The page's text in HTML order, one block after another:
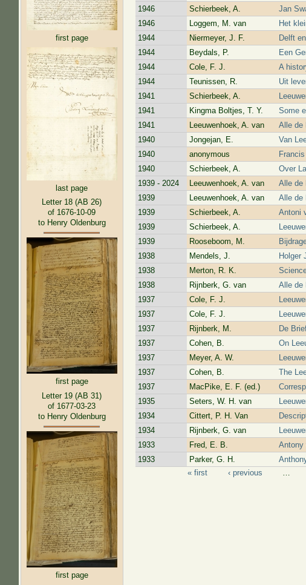
first page
last page
Letter 18 (AB 26)
of 1676-10-09
to Henry Oldenburg
first page
Letter 19 (AB 31)
of 1677-03-23
to Henry Oldenburg
first page
1946
Schierbeek, A.
Jan
1946
Loggem, M. van
Het
1944
Niermeyer, J. F.
Delft
1944
Beydals, P.
Een
1944
Cole, F. J.
A
1944
Teunissen, R.
Uit
1941
Schierbeek, A.
1941
Kingma Boltjes, T. Y.
Some
1941
Leeuwenhoek, A. van
Alle de
1940
Jongejan, E.
Van
1940
anonymous
1940
Schierbeek, A.
Over
1939 - 2024
Leeuwenhoek, A. van
Alle de
1939
Leeuwenhoek, A. van
Alle de
1939
Schierbeek, A.
Antoni
1939
Schierbeek, A.
1939
Rooseboom, M.
1938
Mendels, J.
Holger
1938
Merton, R. K.
1938
Rijnberk, G. van
Alle de
1937
Cole, F. J.
1937
Cole, F. J.
1937
Rijnberk, M.
De
1937
Cohen, B.
On
1937
Meyer, A. W.
1937
Cohen, B.
The
1937
MacPike, E. F. (ed.)
1935
Seters, W. H. van
1934
Cittert, P. H. Van
1934
Rijnberk, G. van
1933
Fred, E. B.
Antony
1933
Parker, G. H.
« first ‹ previous